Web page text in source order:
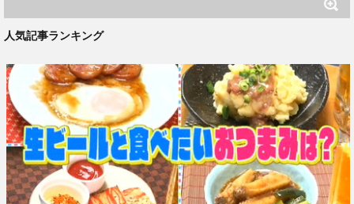
人気記事ランキング